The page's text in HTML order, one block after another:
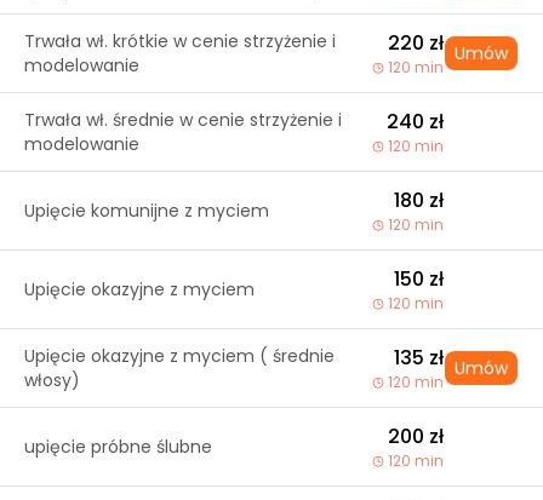
Trwała wł. krótkie w cenie strzyżenie i
modelowanie
220 zł
120 min
Umów
Trwała wł. średnie w cenie strzyżenie i
modelowanie
240 zł
120 min
Upięcie komunijne z myciem 180 zł
120 min
Upięcie okazyjne z myciem 150 zł
120 min
Upięcie okazyjne z myciem ( średnie
włosy)
135 zł
120 min
Umów
upięcie próbne ślubne 200 zł
120 min